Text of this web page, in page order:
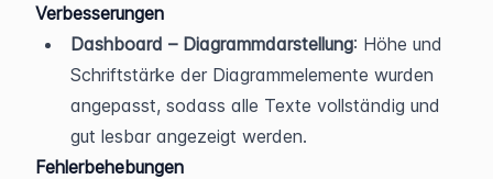
Verbesserungen
Dashboard – Diagrammdarstellung: Höhe und
Schriftstärke der Diagrammelemente wurden
angepasst, sodass alle Texte vollständig und
gut lesbar angezeigt werden.
Fehlerbehebungen